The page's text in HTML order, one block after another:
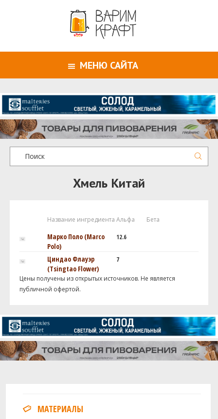
МЕНЮ САЙТА
Хмель Китай
Название ингредиента Альфа Бета
Марко Поло (Marco
Polo)
12.6
Циндао Флауэр
(Tsingtao Flower)
7
Цены получены из открытых источников. Не является
публичной офертой.
МАТЕРИАЛЫ